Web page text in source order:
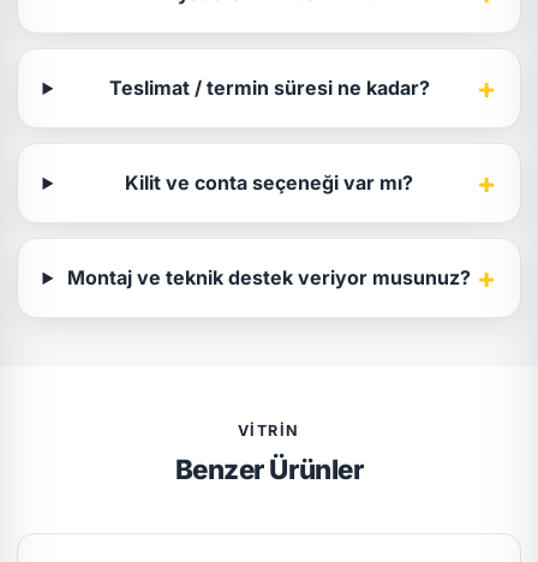
Teslimat / termin süresi ne kadar? +
Kilit ve conta seçeneği var mı? +
Montaj ve teknik destek veriyor musunuz? +
VITRIN
Benzer Ürünler